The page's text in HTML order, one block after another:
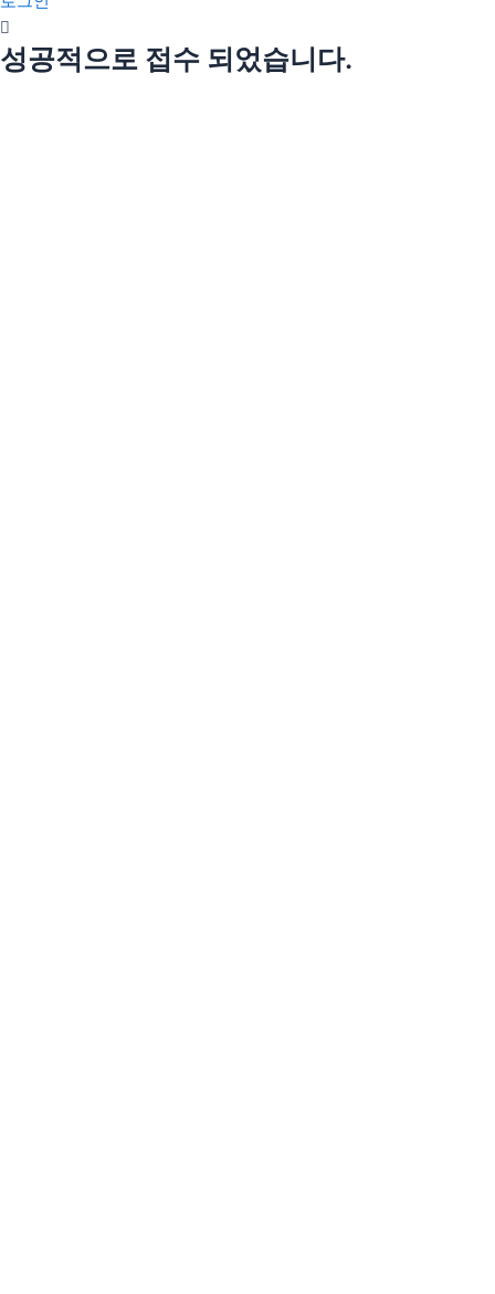
성공적으로 접수 되었습니다.